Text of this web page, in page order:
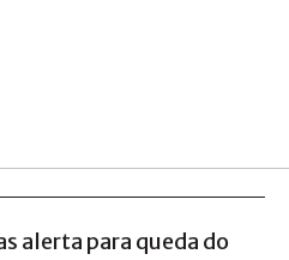
alerta para queda do